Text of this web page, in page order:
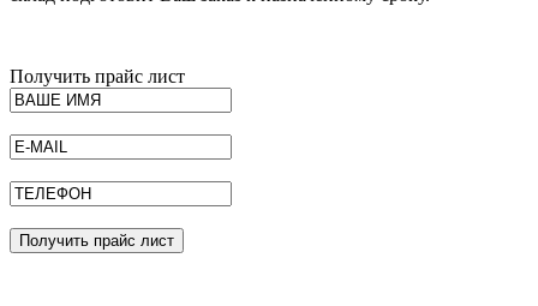
Получить прайс лист
Получить прайс лист